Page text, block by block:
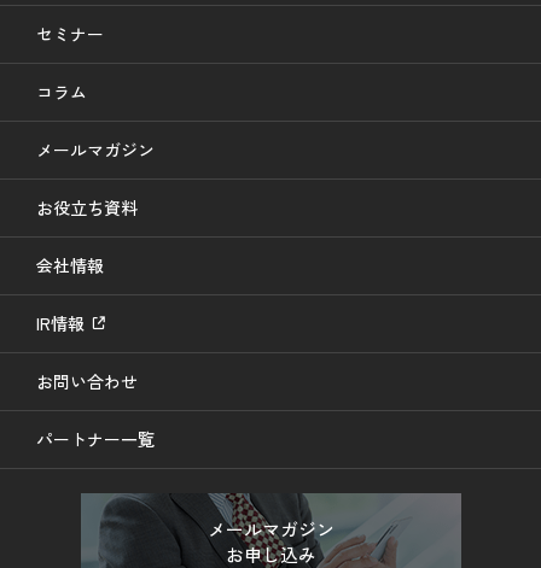
セミナー
コラム
メールマガジン
お役立ち資料
会社情報
IR情報
お問い合わせ
パートナー一覧
メールマガジン
お申し込み